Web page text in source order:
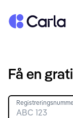
Tillbaka till startsidan
Få en